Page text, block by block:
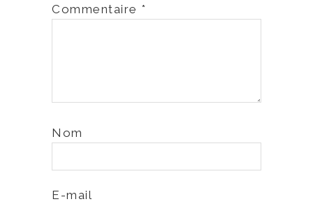
Commentaire *
Nom
E-mail